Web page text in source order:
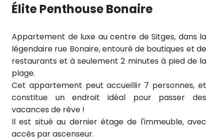
Élite Penthouse Bonaire
Appartement de luxe au centre de Sitges, dans la
légendaire rue Bonaire, entouré de boutiques et de
restaurants et à seulement 2 minutes à pied de la
plage.
Cet appartement peut accueillir 7 personnes, et
constitue un endroit idéal pour passer des
vacances de rêve !
Il est situé au dernier étage de l'immeuble, avec
accès par ascenseur.